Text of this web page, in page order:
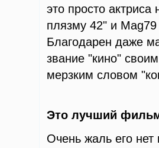
это просто
плязму 42" и
Благодарен даже
звание "кино"
мерзким словом
Это лучший
Очень жаль его нет